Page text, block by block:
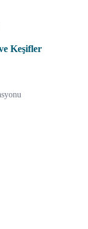
Keşifler